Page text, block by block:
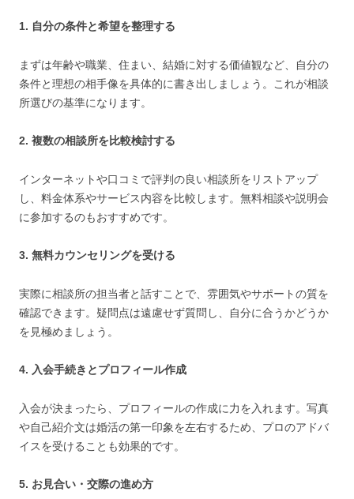
1. 自分の条件と希望を整理する
まずは年齢や職業、住まい、結婚に対する価値観など、自分の
条件と理想の相手像を具体的に書き出しましょう。これが相談
所選びの基準になります。
2. 複数の相談所を比較検討する
インターネットや口コミで評判の良い相談所をリストアップ
し、料金体系やサービス内容を比較します。無料相談や説明会
に参加するのもおすすめです。
3. 無料カウンセリングを受ける
実際に相談所の担当者と話すことで、雰囲気やサポートの質を
確認できます。疑問点は遠慮せず質問し、自分に合うかどうか
を見極めましょう。
4. 入会手続きとプロフィール作成
入会が決まったら、プロフィールの作成に力を入れます。写真
や自己紹介文は婚活の第一印象を左右するため、プロのアドバ
イスを受けることも効果的です。
5. お見合い・交際の進め方